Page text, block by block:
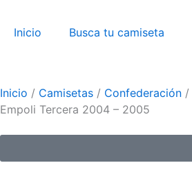
Inicio Busca tu camiseta
Inicio / Camisetas / Confederación /
Empoli Tercera 2004 – 2005